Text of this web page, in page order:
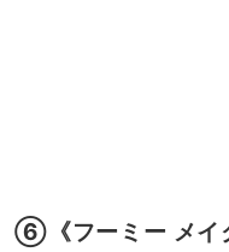
⑥《フーミー メイ